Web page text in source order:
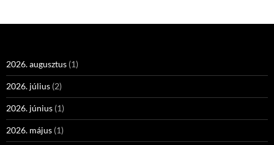
2026. augusztus (1)
2026. július (2)
2026. június (1)
2026. május (1)